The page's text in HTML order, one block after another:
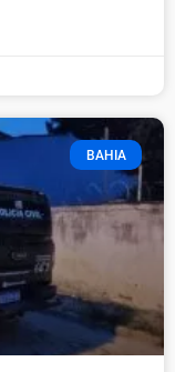
BAHIA